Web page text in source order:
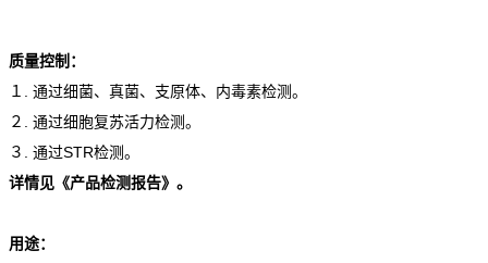
质量控制：
１. 通过细菌、真菌、支原体、内毒素检测。
２. 通过细胞复苏活力检测。
３. 通过STR检测。
详情见《产品检测报告》。
用途：